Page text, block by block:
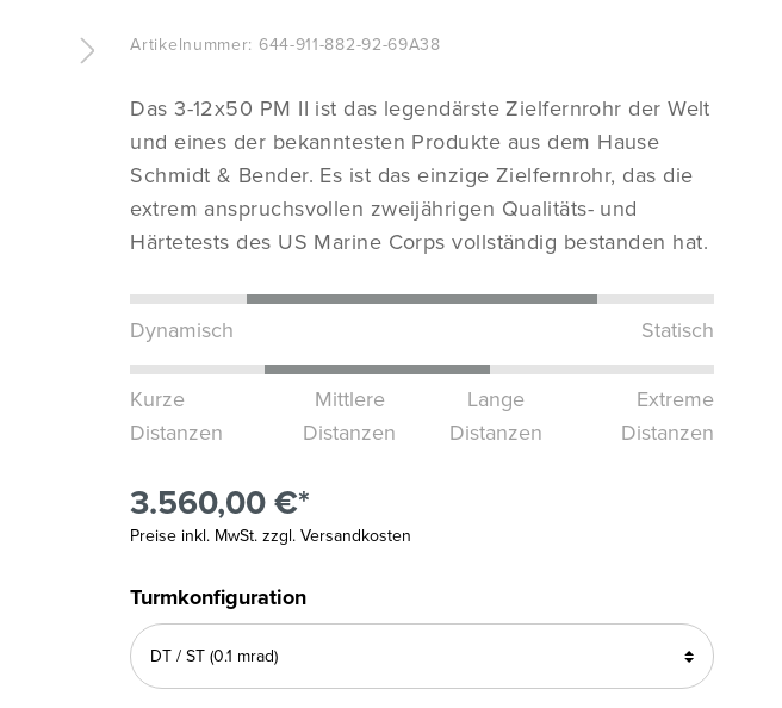
Nato‘s most wanted
Zur Produktübersicht
Artikelnummer: 644-911-882-92-69A38
Das 3-12x50 PM II ist das legendärste Zielfernrohr der Welt
und eines der bekanntesten Produkte aus dem Hause
Schmidt & Bender. Es ist das einzige Zielfernrohr, das die
extrem anspruchsvollen zweijährigen Qualitäts- und
Härtetests des US Marine Corps vollständig bestanden hat.
Dynamisch Statisch
Kurze
Distanzen
Mittlere
Distanzen
Lange
Distanzen
Extreme
Distanzen
3.560,00 €*
Preise inkl. MwSt. zzgl. Versandkosten
Turmkonfiguration